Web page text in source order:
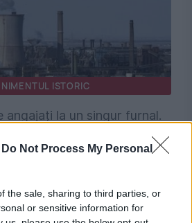
Do Not Process My Personal
the sale, sharing to third parties, or
or sensitive information for
ISTORIC
angajați la un singur furnal.
a combinatului de la